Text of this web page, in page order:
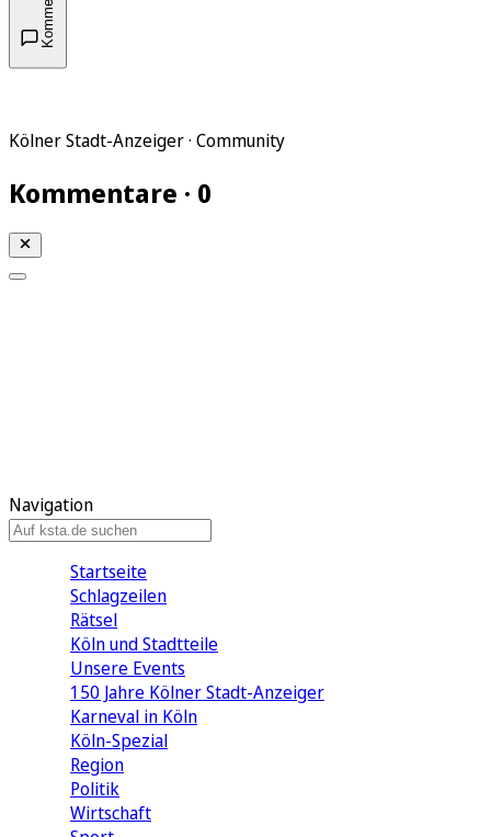
Kölner Stadt-Anzeiger · Community
Kommentare · 0
Navigation
Startseite
Schlagzeilen
Rätsel
Köln und Stadtteile
Unsere Events
150 Jahre Kölner Stadt-Anzeiger
Karneval in Köln
Köln-Spezial
Region
Politik
Wirtschaft